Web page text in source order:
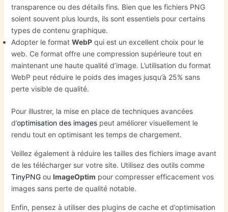
transparence ou des détails fins. Bien que les fichiers PNG
soient souvent plus lourds, ils sont essentiels pour certains
types de contenu graphique.
Adopter le format WebPqui est un excellent choix pour le
web. Ce format offre une compression supérieure tout en
maintenant une haute qualité d’image. L’utilisation du format
WebP peut réduire le poids des images jusqu’à 25% sans
perte visible de qualité.
Pour illustrer, la mise en place de techniques avancées
d’optimisation des imagespeut améliorer visuellement le
rendu tout en optimisant les temps de chargement.
Veillez également à réduire les tailles des fichiers image avant
de les télécharger sur votre site. Utilisez des outils comme
TinyPNGou ImageOptim pour compresser efficacement vos
images sans perte de qualité notable.
Enfin, pensez à utiliser des plugins de cache et d’optimisation